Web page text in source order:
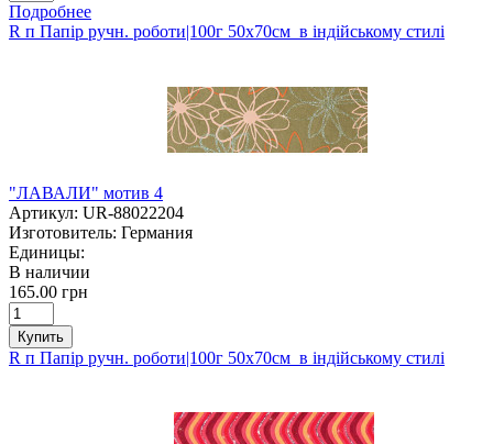
Подробнее
R п Папір ручн. роботи|100г 50х70см в індійському стилі
"ЛАВАЛИ" мотив 4
Артикул: UR-88022204
Изготовитель: Германия
Единицы:
В наличии
165.00 грн
Купить
R п Папір ручн. роботи|100г 50х70см в індійському стилі